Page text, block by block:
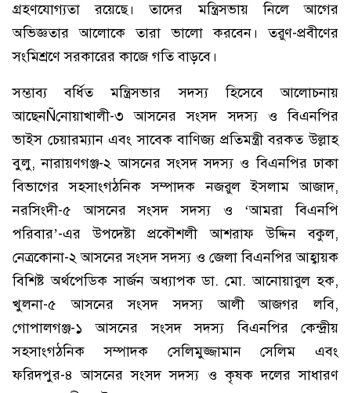
গ্রহণযোগ্যতা রয়েছে। তাদের মন্ত্রিসভায় নিলে আগের
অভিজ্ঞতার আলোকে তারা ভালো করবেন। তরুণ-প্রবীণের
সংমিশ্রণে সরকারের কাজে গতি বাড়বে।
সম্ভাব্য বর্ধিত মন্ত্রিসভার সদস্য হিসেবে আলোচনায়
আছেনÑনোয়াখালী-৩ আসনের সংসদ সদস্য ও বিএনপির
ভাইস চেয়ারম্যান এবং সাবেক বাণিজ্য প্রতিমন্ত্রী বরকত উল্লাহ
বুলু, নারায়ণগঞ্জ-২ আসনের সংসদ সদস্য ও বিএনপির ঢাকা
বিভাগের সহসাংগঠনিক সম্পাদক নজরুল ইসলাম আজাদ,
নরসিংদী-৫ আসনের সংসদ সদস্য ও ‘আমরা বিএনপি
পরিবার’-এর উপদেষ্টা প্রকৌশলী আশরাফ উদ্দিন বকুল,
নেত্রকোনা-২ আসনের সংসদ সদস্য ও জেলা বিএনপির আহ্বায়ক
বিশিষ্ট অর্থপেডিক সার্জন অধ্যাপক ডা. মো. আনোয়ারুল হক,
খুলনা-৫ আসনের সংসদ সদস্য আলী আজগর লবি,
গোপালগঞ্জ-১ আসনের সংসদ সদস্য বিএনপির কেন্দ্রীয়
সহসাংগঠনিক সম্পাদক সেলিমুজ্জামান সেলিম এবং
ফরিদপুর-৪ আসনের সংসদ সদস্য ও কৃষক দলের সাধারণ